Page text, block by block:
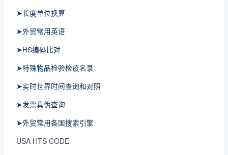
➤长度单位换算
➤外贸常用英语
➤HS编码比对
➤特殊物品检验检疫名录
➤实时世界时间查询和对照
➤发票真伪查询
➤外贸常用各国搜索引擎
USA HTS CODE